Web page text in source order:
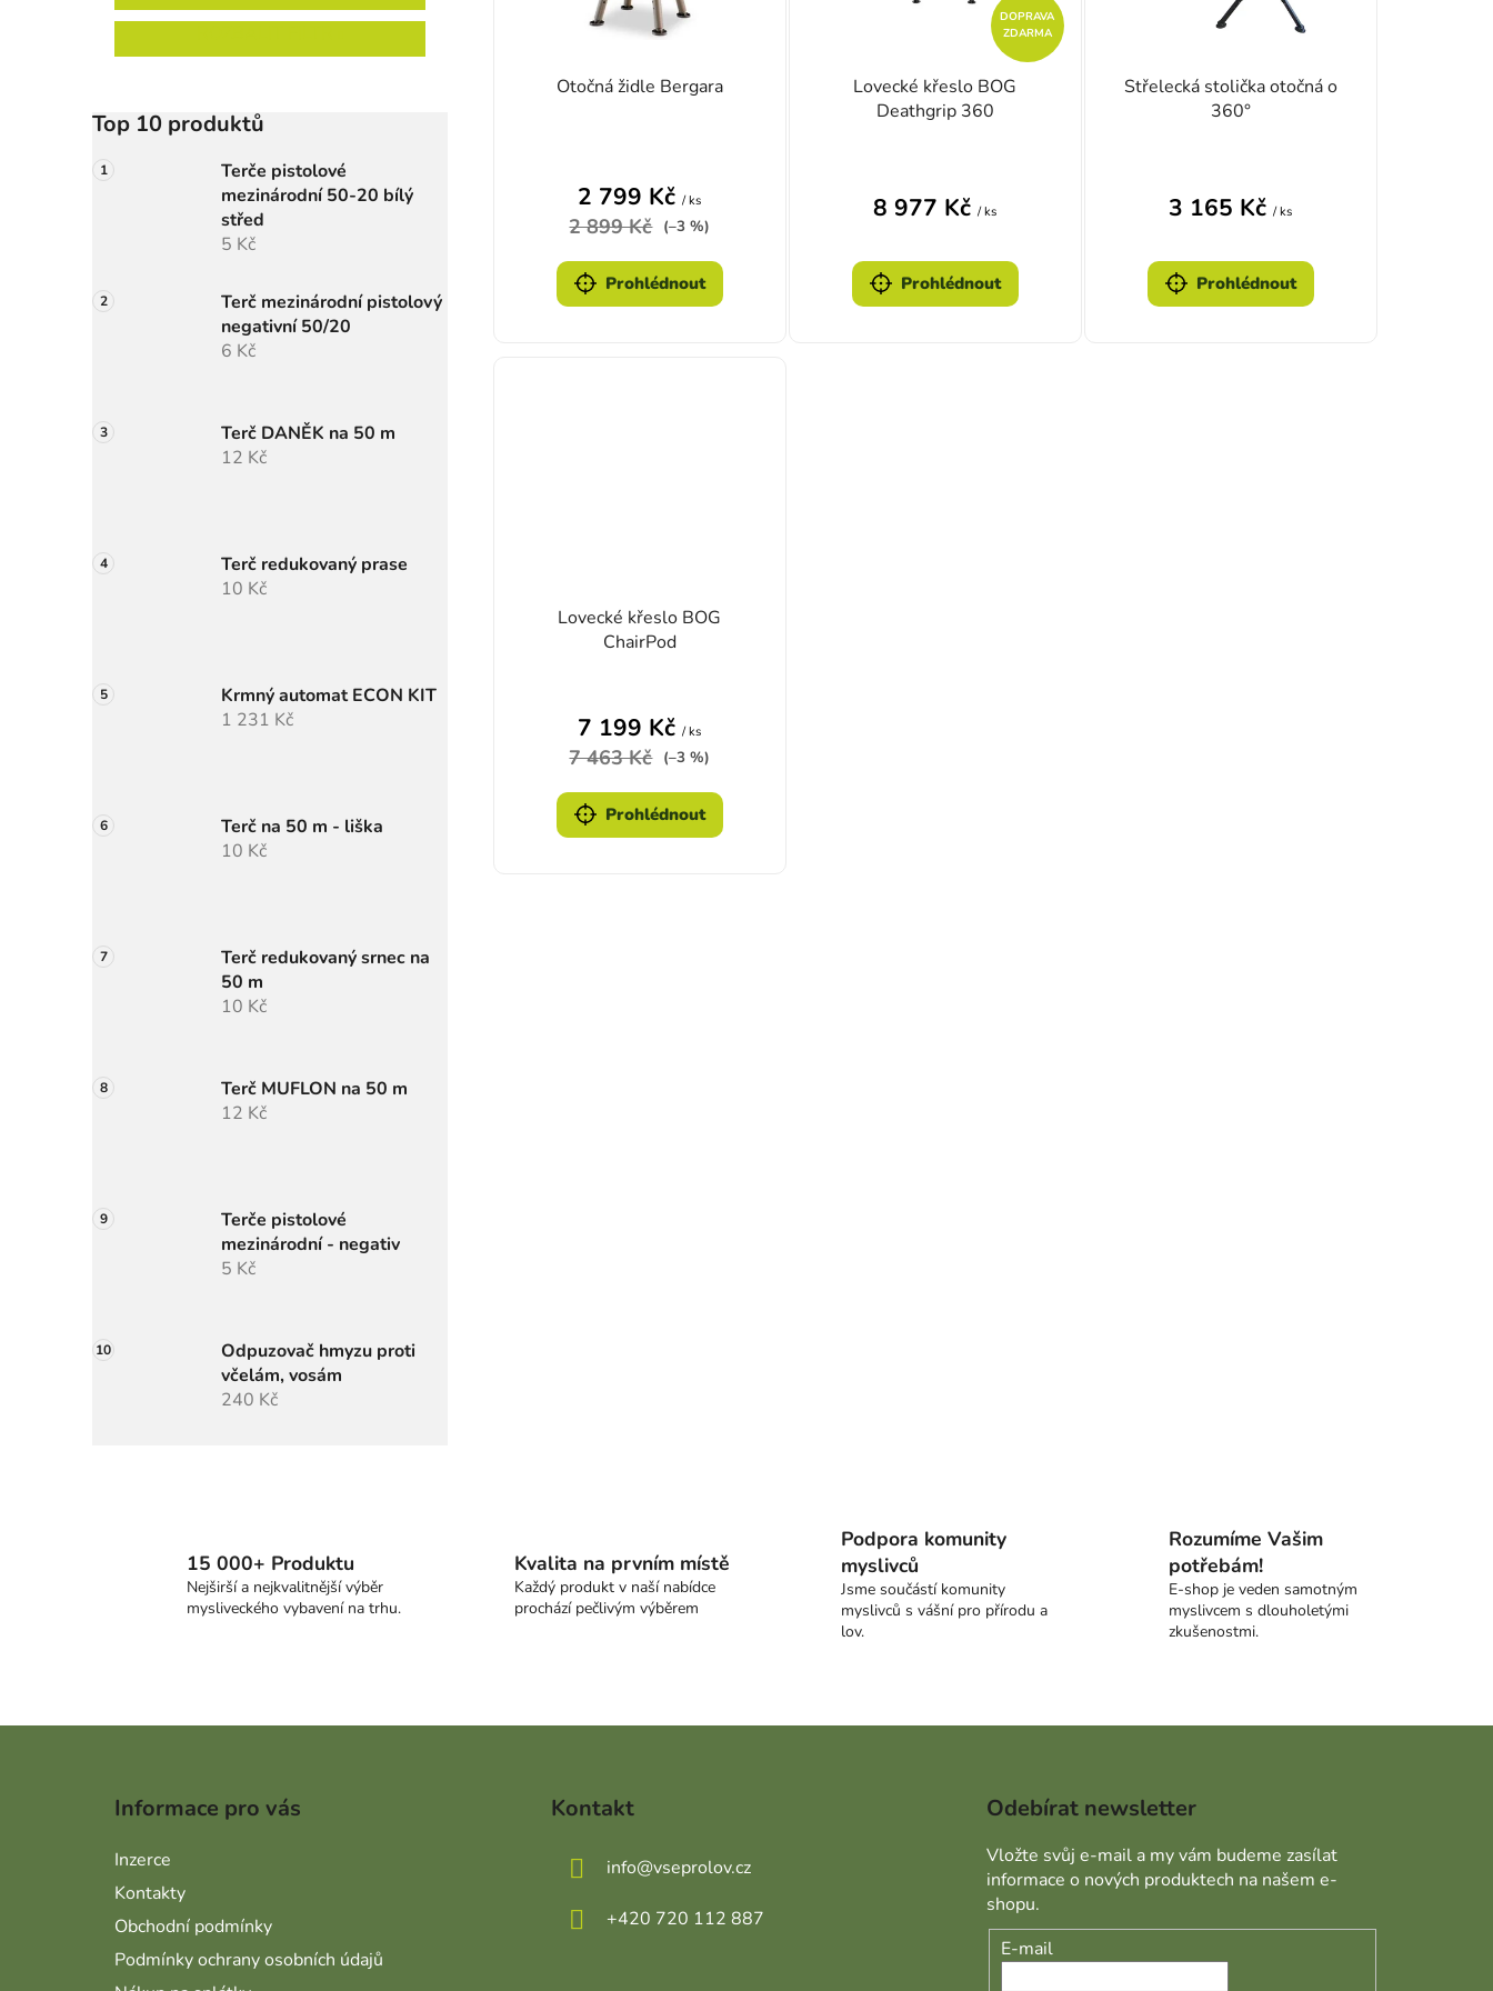
Top 10 produktů
Terče pistolové
mezinárodní 50-20 bílý
střed
5 Kč
Terč mezinárodní pistolový
negativní 50/20
6 Kč
Terč DANĚK na 50 m
12 Kč
Terč redukovaný prase
10 Kč
Krmný automat ECON KIT
1 231 Kč
Terč na 50 m - liška
10 Kč
Terč redukovaný srnec na
50 m
10 Kč
Terč MUFLON na 50 m
12 Kč
Terče pistolové
mezinárodní - negativ
5 Kč
Odpuzovač hmyzu proti
včelám, vosám
240 Kč
Otočná židle Bergara
2 799 Kč/ ks
2 899 Kč (–3 %)
Prohlédnout
DOPRAVA
ZDARMA
Lovecké křeslo BOG
Deathgrip 360
8 977 Kč/ ks
Prohlédnout
Střelecká stolička otočná o
360°
3 165 Kč/ ks
Prohlédnout
Lovecké křeslo BOG
ChairPod
7 199 Kč/ ks
7 463 Kč (–3 %)
Prohlédnout
15 000+ Produktu
Nejširší a nejkvalitnější výběr
mysliveckého vybavení na trhu.
Kvalita na prvním místě
Každý produkt v naší nabídce
prochází pečlivým výběrem
Podpora komunity
myslivců
Jsme součástí komunity
myslivců s vášní pro přírodu a
lov.
Rozumíme Vašim
potřebám!
E-shop je veden samotným
myslivcem s dlouholetými
zkušenostmi.
Informace pro vás
Inzerce
Kontakty
Obchodní podmínky
Podmínky ochrany osobních údajů
Kontakt
info@vseprolov.cz
+420 720 112 887
Odebírat newsletter
Vložte svůj e-mail a my vám budeme zasílat
informace o nových produktech na našem e-
shopu.
E-mail